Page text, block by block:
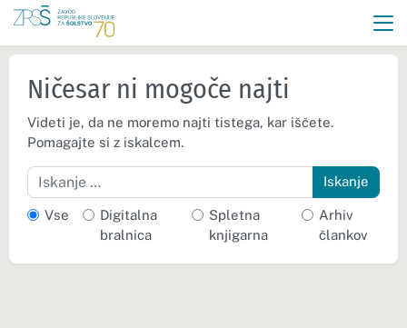
Ničesar ni mogoče najti
Videti je, da ne moremo najti tistega, kar iščete.
Pomagajte si z iskalcem.
Iskanje
Vse
Digitalna
bralnica
Spletna
knjigarna
Arhiv
člankov